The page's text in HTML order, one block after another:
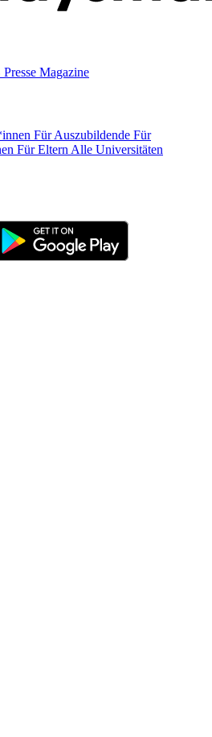
Presse Magazine
Für Auszubildende Für
Für Eltern Alle Universitäten